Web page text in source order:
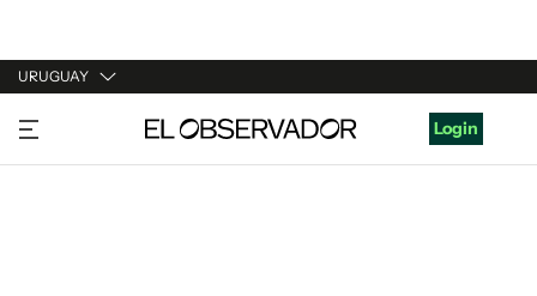
URUGUAY
URUGUAY
ARGENTINA
Login